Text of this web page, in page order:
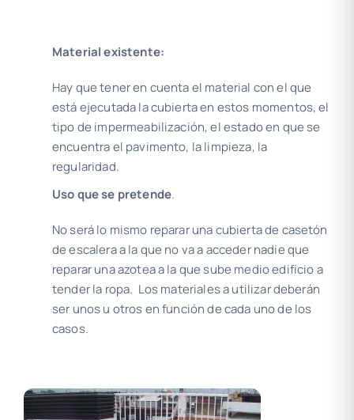
Material existente:
Hay que tener en cuenta el material con el que
está ejecutada la cubierta en estos momentos, el
tipo de impermeabilización, el estado en que se
encuentra el pavimento, la limpieza, la
regularidad.
Uso que se pretende.
No será lo mismo reparar una cubierta de casetón
de escalera a la que no va a acceder nadie que
reparar una azotea a la que sube medio edificio a
tender la ropa. Los materiales a utilizar deberán
ser unos u otros en función de cada uno de los
casos.